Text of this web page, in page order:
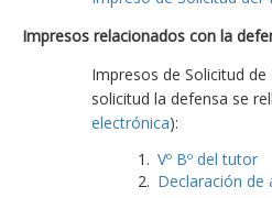
Impresos relacionados con la
Impresos de Solicitud
solicitud la defensa se
electrónica):
Vº Bº del tutor
Declaración de